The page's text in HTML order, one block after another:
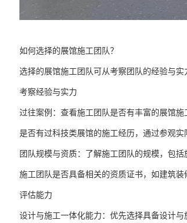
如何选择的展馆施工团队？
选择的展馆施工团队可从考察团队的经验与
考察经验与实力
过往案例：查看施工团队是否有丰富的展馆
是否有过科技类展馆的施工经历，通过参观
团队规模与资质：了解施工团队的规模，包
施工团队是否具备相关的资质证书，如建筑
评估能力
设计与施工一体化能力：优先选择具备设计